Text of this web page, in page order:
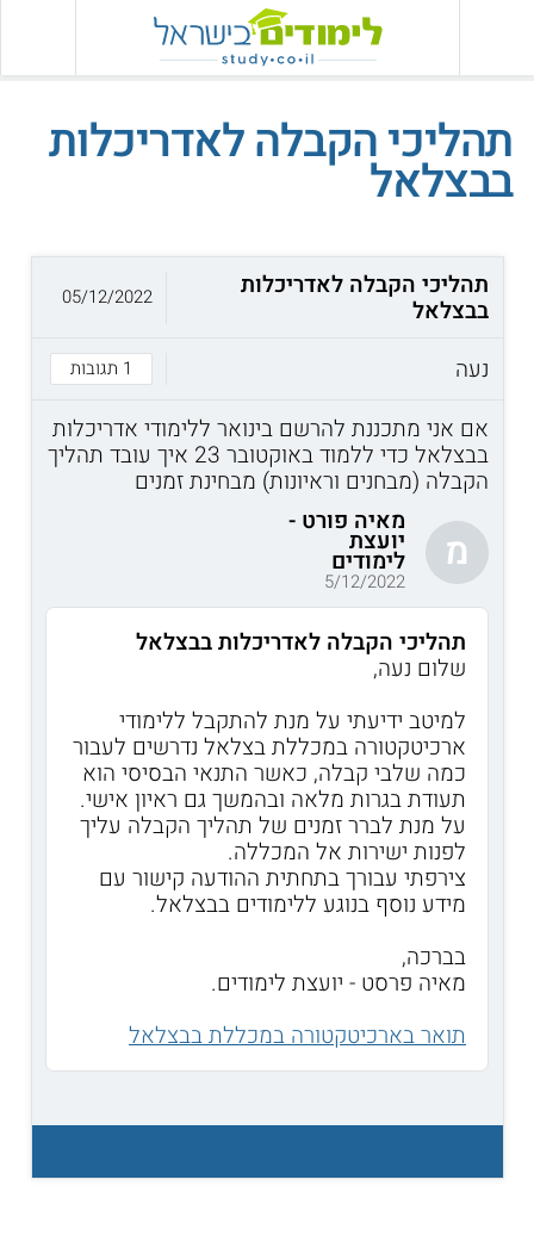
תהליכי הקבלה לאדריכלות
בבצלאל
תהליכי הקבלה לאדריכלות
בבצלאל
נעה
1 תגובות
05/12/2022
אם אני מתכננת להרשם בינואר ללימודי אדריכלות
בבצלאל כדי ללמוד באוקטובר 23 איך עובד תהליך
הקבלה (מבחנים וראיונות) מבחינת זמנים
מ
מאיה פורט -
יועצת
לימודים
5/12/2022
תהליכי הקבלה לאדריכלות בבצלאל
שלום נעה,
למיטב ידיעתי על מנת להתקבל ללימודי
ארכיטקטורה במכללת בצלאל נדרשים לעבור
כמה שלבי קבלה, כאשר התנאי הבסיסי הוא
תעודת בגרות מלאה ובהמשך גם ראיון אישי.
על מנת לברר זמנים של תהליך הקבלה עליך
לפנות ישירות אל המכללה.
צירפתי עבורך בתחתית ההודעה קישור עם
מידע נוסף בנוגע ללימודים בבצלאל.
בברכה,
מאיה פרסט - יועצת לימודים.
תואר בארכיטקטורה במכללת בבצלאל